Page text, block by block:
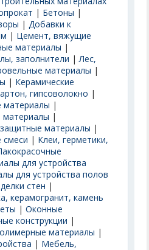
| Бетоны |
|Добавки к
| Цемент, вяжущие
материалы |
заполнители |Лес,
материалы |
| Керамические
гипсоволокно |
материалы |
материалы |
материалы |
смеси | Клеи, герметики,
для устройства
для устройства полов
стен |
керамогранит, камень
|Оконные
конструкции |
материалы |
| Мебель,